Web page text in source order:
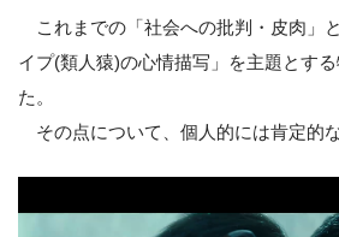
これまでの「社会への批判・皮肉」
イプ(類人猿)の心情描写」を主題とす
た。
その点について、個人的には肯定的な